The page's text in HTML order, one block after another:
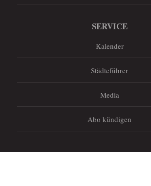
SERVICE
Kalender
Städteführer
Media
Abo kündigen